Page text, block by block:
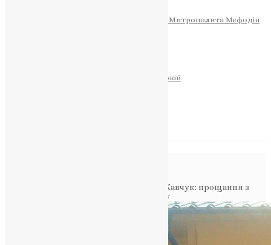
Фонд Пам’яті Блаженнішого Митрополита Мефодія
Записки за здоров’я та за упокій
Герой України Роман Кавчук: прощання з
військовим, який захищав свою країну